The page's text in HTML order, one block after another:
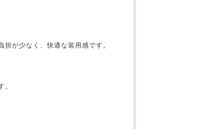
が少なく、快適な装用感です。
。